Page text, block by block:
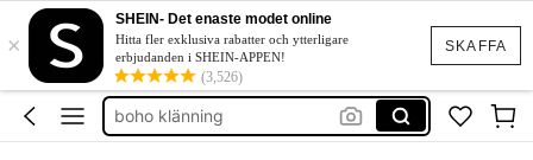
SKAFFA
×
SHEIN- Det enaste modet online
Hitta fler exklusiva rabatter och ytterligare
erbjudanden i SHEIN-APPEN!
(3,526)
western outfit women
squishies
festklänning bröllop
boho klänning